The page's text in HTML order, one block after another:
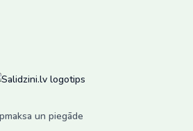
un piegāde